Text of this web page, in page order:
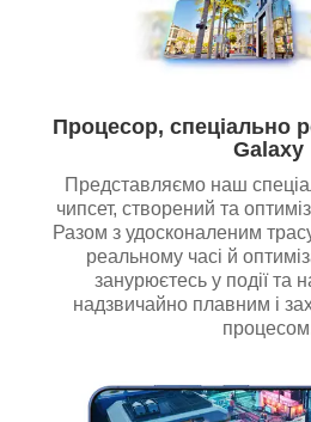
Процесор, спеціально
Galaxy
Представляємо наш
чипсет, створений та
Разом з удосконаленим
реальному часі й
занурюєтесь у події та
надзвичайно плавним і